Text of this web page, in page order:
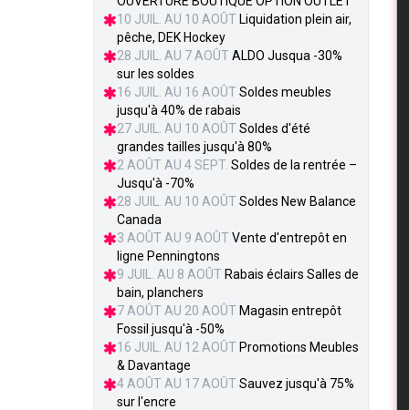
10 JUIL. AU 10 AOÛT Liquidation plein air,
pêche, DEK Hockey
28 JUIL. AU 7 AOÛT ALDO Jusqua -30%
sur les soldes
16 JUIL. AU 16 AOÛT Soldes meubles
jusqu'à 40% de rabais
27 JUIL. AU 10 AOÛT Soldes d'été
grandes tailles jusqu'à 80%
2 AOÛT AU 4 SEPT. Soldes de la rentrée –
Jusqu'à -70%
28 JUIL. AU 10 AOÛT Soldes New Balance
Canada
3 AOÛT AU 9 AOÛT Vente d'entrepôt en
ligne Penningtons
9 JUIL. AU 8 AOÛT Rabais éclairs Salles de
bain, planchers
7 AOÛT AU 20 AOÛT Magasin entrepôt
Fossil jusqu'à -50%
16 JUIL. AU 12 AOÛT Promotions Meubles
& Davantage
4 AOÛT AU 17 AOÛT Sauvez jusqu'à 75%
sur l'encre